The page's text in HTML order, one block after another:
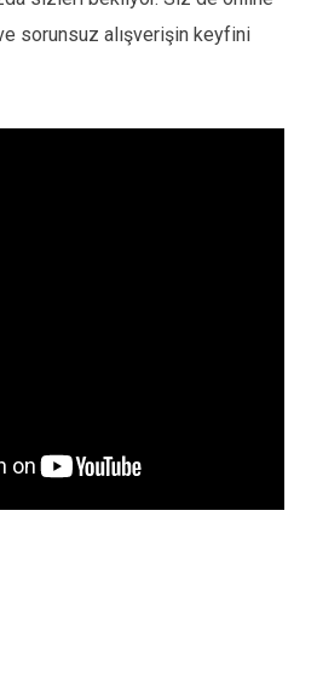
sorunsuz alışverişin keyfini